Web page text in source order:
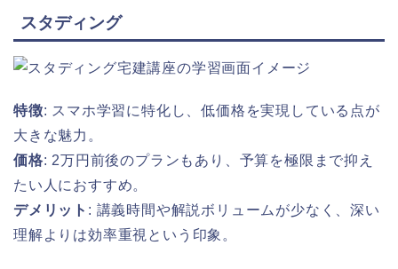
スタディング
特徴: スマホ学習に特化し、低価格を実現している点が
大きな魅力。
価格: 2万円前後のプランもあり、予算を極限まで抑え
たい人におすすめ。
デメリット : 講義時間や解説ボリュームが少なく、深い
理解よりは効率重視という印象。